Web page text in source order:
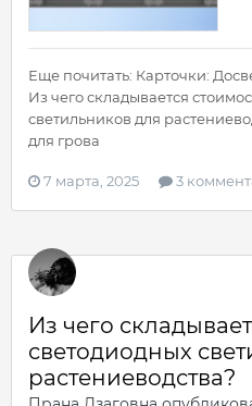
Еще почитать: Карточки:
Из чего складывается
светильников для
для грова
7 марта, 2025 3
Из чего
светодиодных
растениеводства?